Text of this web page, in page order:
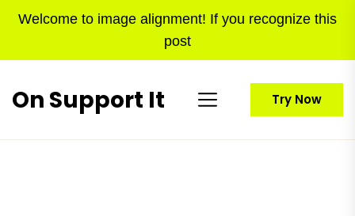
Welcome to image alignment! If you recognize this
post
On Support It Try Now